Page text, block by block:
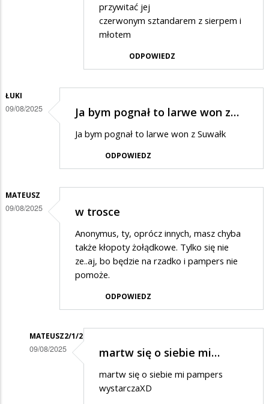
przywitać jej
czerwonym sztandarem z sierpem i
młotem
ODPOWIEDZ
ŁUKI
09/08/2025 Ja bym pognał to larwe won z…
Ja bym pognał to larwe won z Suwałk
ODPOWIEDZ
MATEUSZ
09/08/2025 w trosce
Anonymus, ty, oprócz innych, masz chyba
także kłopoty żołądkowe. Tylko się nie
ze..aj, bo będzie na rzadko i pampers nie
pomoże.
ODPOWIEDZ
MATEUSZ2/1/2
09/08/2025 martw się o siebie mi…
martw się o siebie mi pampers
wystarczaXD